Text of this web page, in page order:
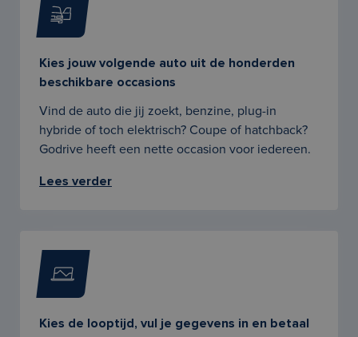
Kies jouw volgende auto uit de honderden
beschikbare occasions
Vind de auto die jij zoekt, benzine, plug-in
hybride of toch elektrisch? Coupe of hatchback?
Godrive heeft een nette occasion voor iedereen.
Lees verder
Kies de looptijd, vul je gegevens in en betaal